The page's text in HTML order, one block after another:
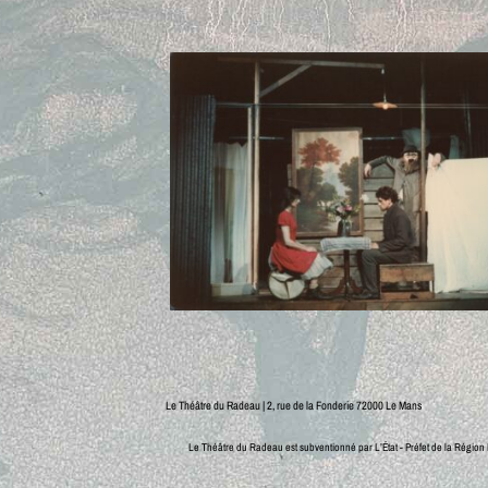
Le Théâtre du Radeau | 2, rue de la Fonderie 72000 Le Mans
Le Théâtre du Radeau est subventionné par L’État - Préfet de la